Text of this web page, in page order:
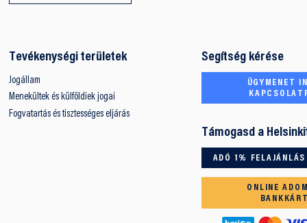
Tevékenységi területek
Jogállam
Menekültek és külföldiek jogai
Fogvatartás és tisztességes eljárás
Segítség kérése
ÜGYMENET
Támogasd a
ADÓ 1% FELAJÁNLÁS
ONLINE